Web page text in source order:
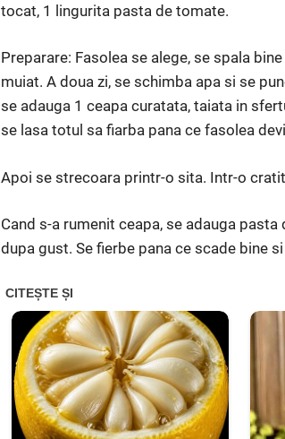
tocat, 1 lin­gurita pasta de to­mate.
Preparare: Fasolea se alege, se spala
muiat. A doua zi, se schim­ba apa si se
se adauga 1 ceapa curatata, taiata in
se lasa totul sa fiarba pana ce fasolea
Apoi se stre­coara printr-o sita. Intr-o
Cand s-a rumenit ceapa, se adauga
dupa gust. Se fierbe pana ce scade bine